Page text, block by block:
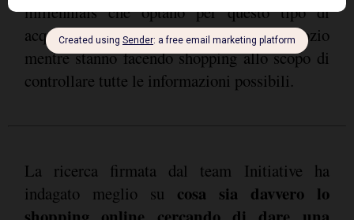
millennials che optano per questo tipo di
acquisto utilizzano gli smartphone in negozio
mentre stanno facendo shopping allo scopo di
controllare tutte le informazioni possibili.
La ricerca firmata dal team Initiative ha
indagato meglio su cosa sia davvero lo